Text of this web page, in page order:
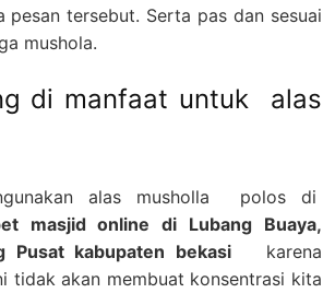
tersebut. Serta pas dan sesuai
mushola.
di manfaat untuk alas
alas musholla polos di
masjid online di Lubang Buaya,
Pusat kabupaten bekasi karena
tidak akan membuat konsentrasi kita